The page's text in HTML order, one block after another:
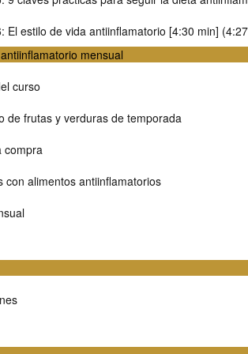
El estilo de vida antiinflamatorio [4:30 min]
mensual
curso
de frutas y verduras de temporada
compra
con alimentos antiinflamatorios